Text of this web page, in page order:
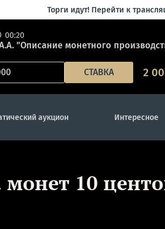
Торги идут! Перейти к
00:20
"Описание монетного
СТАВКА 2
аукцион Интересное
монет 10